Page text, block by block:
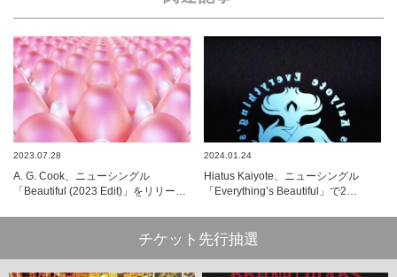
2023.07.28
A. G. Cook、ニューシングル
「Beautiful (2023 Edit)」をリリー…
2024.01.24
Hiatus Kaiyote、ニューシングル
「Everything’s Beautiful」で2…
チケット先行抽選